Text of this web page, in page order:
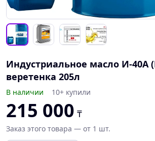
Индустриальное масло И-40А
веретенка 205л
В наличии 10+ купили
215 000 ₸
Заказ этого товара — от 1 шт.